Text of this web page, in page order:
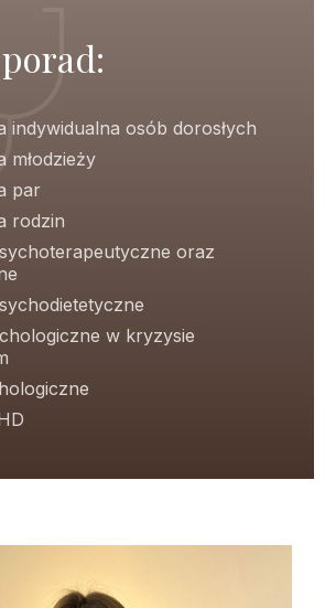
indywidualna osób dorosłych
młodzieży
par
rodzin
oraz
w kryzysie